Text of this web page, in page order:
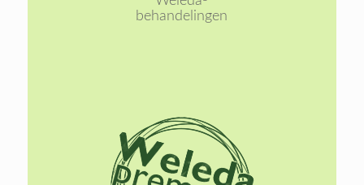
behandelingen
Lees